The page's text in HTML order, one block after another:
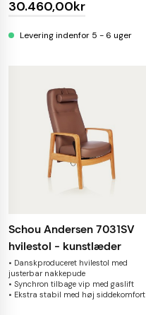
30.460,00kr
Levering indenfor 5 - 6 uger
Schou Andersen 7031SV
hvilestol - kunstlæder
• Danskproduceret hvilestol med
justerbar nakkepude
• Synchron tilbage vip med gaslift
• Ekstra stabil med høj siddekomfort